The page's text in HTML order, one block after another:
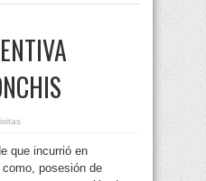
que incurrió en
como, posesión de